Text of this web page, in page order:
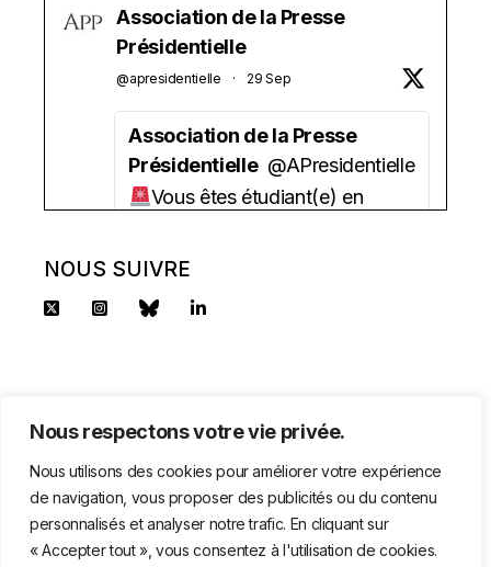
Nous respectons votre vie privée.
Nous utilisons des cookies pour améliorer votre expérience
de navigation, vous proposer des publicités ou du contenu
personnalisés et analyser notre trafic. En cliquant sur
« Accepter tout », vous consentez à l'utilisation de cookies.
Association de la Presse
Présidentielle
@apresidentielle · 29 Sep
Association de la Presse
Présidentielle @APresidentielle
Vous êtes étudiant(e) en
Vous aimez la politique ?
financière ?
Candidature à déposer avant le
2 octobre.
Toutes les infos sur
https://www.pressepresidentielle.fr/
NOUS SUIVRE
© APP 2025 - 55, RUE DU FAUBOURG SAINT-HONORÉ -
75008 PARIS